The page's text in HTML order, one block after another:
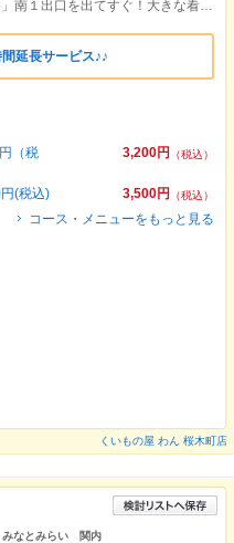
JR・地下鉄桜木町駅 徒歩3分 「野毛ちかみち」南１出口を出てすぐ！大きな看板が目印です！!
延長サービス♪♪
3,200円
（税込）
（税
3,500円
（税込）
(税込)
コース・メニューをもっと見る
くいもの屋 わん 桜木町店
なとみらい 関内